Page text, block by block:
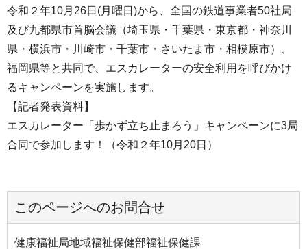
令和２年10月26日(月曜日)から、全国の鉄道事業者50社局
及び九都県市首脳会議（埼玉県・千葉県・東京都・神奈川
県・横浜市・川崎市・千葉市・さいたま市・相模原市）、
福岡県等と共同で、エスカレーターの安全利用を呼びかけ
るキャンペーンを実施します。
【記者発表資料】
エスカレーター「歩かず立ち止まろう」キャンペーンに3局
合同で参加します！（令和２年10月20日）
このページへのお問合せ
健康福祉局地域福祉保健部福祉保健課